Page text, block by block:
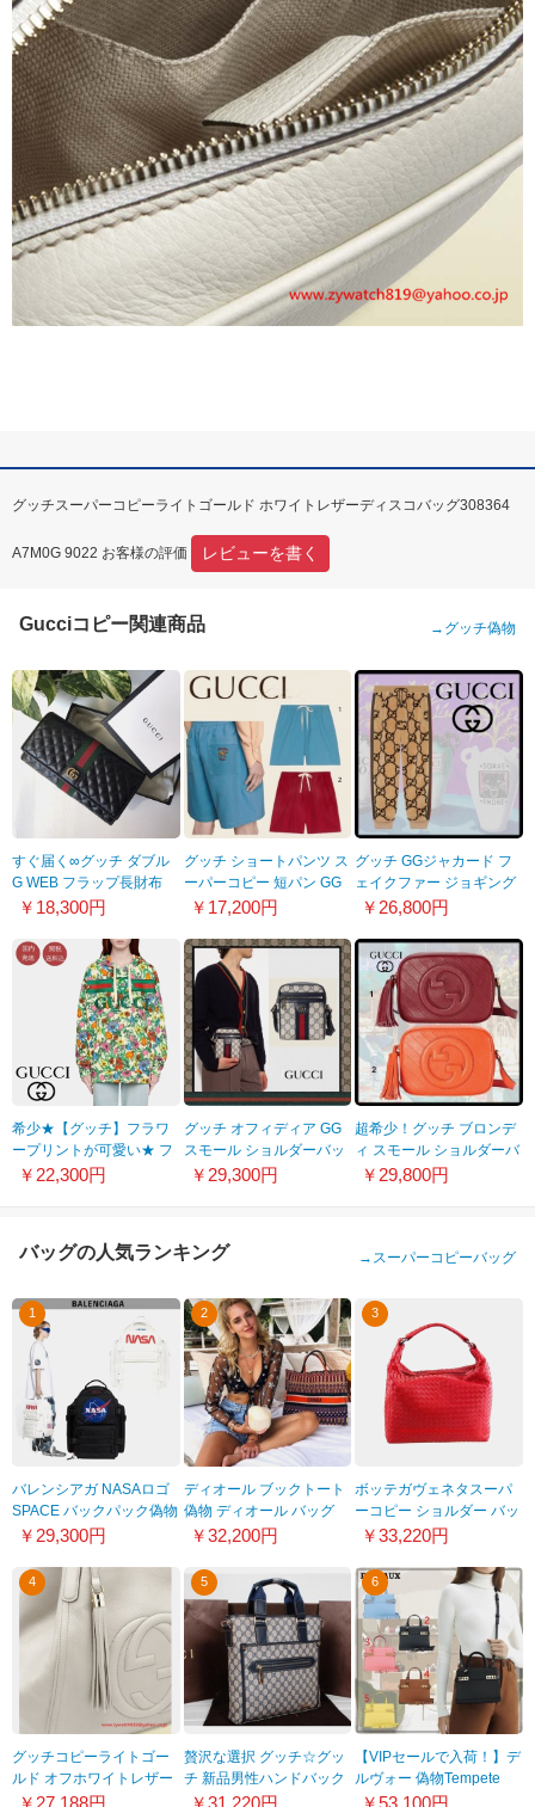
グッチスーパーコピーライトゴールド ホワイトレザーディスコバッグ308364
A7M0G 9022 お客様の評価 レビューを書く
Gucciコピー関連商品 → グッチ偽物
すぐ届く∞グッチ ダブル
G WEB フラップ長財布
偽物 5364510YKBT1060
￥18,300円
グッチ ショートパンツ ス
ーパーコピー 短パン GG
赤 青 キャンバス 男 プレ
6529
￥17,200円
グッチ GGジャカード フ
ェイクファー ジョギング
パンツ 偽物
￥26,800円
希少★【グッチ】フラワ
ープリントが可愛い★ フ
ーディ パーカー
￥22,300円
グッチ オフィディア GG
スモール ショルダーバッ
グ 偽物 598127 96IWN
￥29,300円
超希少！グッチ ブロンデ
ィ スモール ショルダーバ
ッグ コピー 2色
￥29,800円
バッグの人気ランキング → スーパーコピーバッグ
1
バレンシアガ NASAロゴ
SPACE バックパック偽物
21062521
￥29,300円
2
ディオール ブックトート
偽物 ディオール バッグ
キャンバス 刺繍
￥32,200円
3
ボッテガヴェネタスーパ
ーコピー ショルダー バッ
グ 181347 VQ130 6453
￥33,220円
4
グッチコピーライトゴー
ルド オフホワイトレザー
ショルダーバッグ282309
5
贅沢な選択 グッチ☆グッ
チ 新品男性ハンドバック
301621-1青色 新品登場当
6
【VIPセールで入荷！】デ
ルヴォー 偽物Tempete
Crush ジャンピングカー